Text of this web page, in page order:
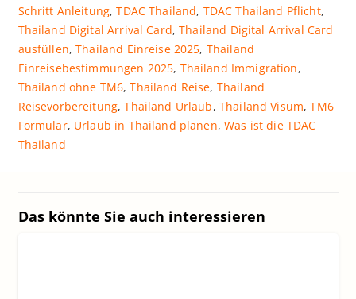
Schritt Anleitung,TDAC Thailand, TDAC Thailand Pflicht,
Thailand Digital Arrival Card,Thailand Digital Arrival Card
ausfüllen,Thailand Einreise 2025, Thailand
Einreisebestimmungen 2025, Thailand Immigration,
Thailand ohne TM6,Thailand Reise, Thailand
Reisevorbereitung,Thailand Urlaub, Thailand Visum,TM6
Formular, Urlaub in Thailand planen,Was ist die TDAC
Thailand
Das könnte Sie auch interessieren